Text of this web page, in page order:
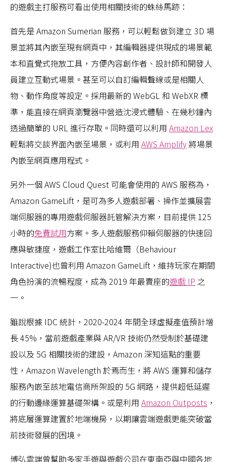
的遊戲主打服務可看出使用相關技術的蛛絲馬跡：
首先是 Amazon Sumerian 服務，可以輕鬆做到建立 3D 場
景並將其內嵌至現有網頁中，其編輯器提供現成的場景範
本和直覺式拖放工具，方便內容創作者、設計師和開發人
員建立互動式場景。甚至可以自訂編輯聲線或是相關人
物、動作角度等設定。採用最新的 WebGL 和 WebXR 標
準，能直接在網頁瀏覽器中營造沈浸式體驗、在幾秒鐘內
透過簡單的 URL 進行存取。同時還可以利用 Amazon Lex
輕鬆將交談界面內嵌至場景，或利用 AWS Amplify將場景
內嵌至網頁應用程式。
另外一個 AWS Cloud Quest 可能會使用的 AWS 服務為，
Amazon GameLift，是可為多人遊戲部署、操作並擴展雲
端伺服器的專用遊戲伺服器託管解決方案，目前提供 125
小時的免費試用方案。多人遊戲服務仰賴伺服器的快速回
應與敏捷度，遊戲工作室比哈維爾（Behaviour
Interactive)也曾利用 Amazon GameLift，維持玩家在期間
角色扮演的流暢程度，成為 2019 年最賣座的遊戲 IP 之
一。
雖說根據 IDC 統計，2020-2024 年間全球虛擬產值預計增
長 45%，當前遊戲產業與 AR/VR 技術仍然受制於基礎建
設以及 5G 相關技術的建設，Amazon 深知這點的重要
性，Amazon Wavelength 於焉而生，將 AWS 運算和儲存
服務內嵌至該地電信商所架設的 5G 網路，提供超低延遲
的行動邊緣運算基礎架構。或是利用 Amazon Outposts ，
將底層運算建置於地端機房，以期讓雲端遊戲更能突破當
前技術發展的困境。
博弘雲端曾幫助多家手遊與遊戲公司在東南亞與中國各地